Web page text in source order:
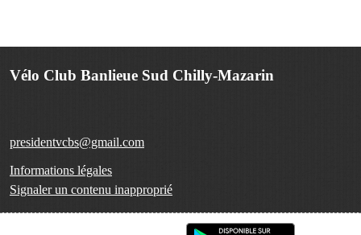
Vélo Club Banlieue Sud Chilly-Mazarin
presidentvcbs@gmail.com
Informations légales
Signaler un contenu inapproprié